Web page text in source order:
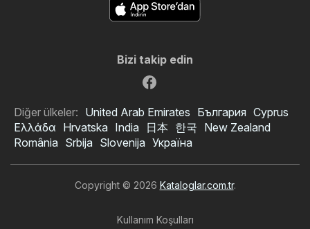
Bizi takip edin
Diğer ülkeler: United Arab Emirates България Cyprus
Ελλάδα Hrvatska India 日本 한국 New Zealand
România Srbija Slovenija Україна
Copyright © 2026 Kataloglar.com.tr.
Kullanım Koşulları